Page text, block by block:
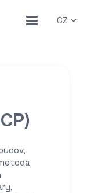
CZ